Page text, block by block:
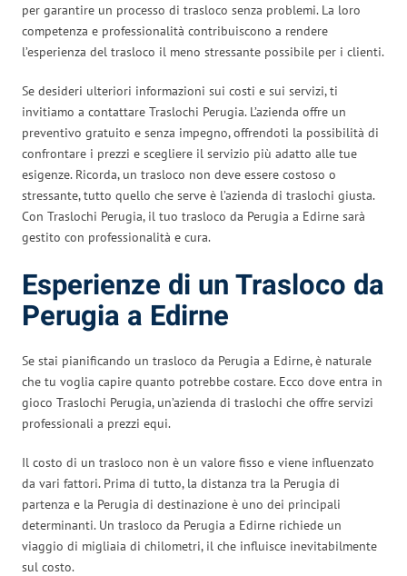
per garantire un processo di trasloco senza problemi. La loro
competenza e professionalità contribuiscono a rendere
l’esperienza del trasloco il meno stressante possibile per i clienti.
Se desideri ulteriori informazioni sui costi e sui servizi, ti
invitiamo a contattare Traslochi Perugia. L’azienda offre un
preventivo gratuito e senza impegno, offrendoti la possibilità di
confrontare i prezzi e scegliere il servizio più adatto alle tue
esigenze. Ricorda, un trasloco non deve essere costoso o
stressante, tutto quello che serve è l’azienda di traslochi giusta.
Con Traslochi Perugia, il tuo trasloco da Perugia a Edirne sarà
gestito con professionalità e cura.
Esperienze di un Trasloco da
Perugia a Edirne
Se stai pianificando un trasloco da Perugia a Edirne, è naturale
che tu voglia capire quanto potrebbe costare. Ecco dove entra in
gioco Traslochi Perugia, un’azienda di traslochi che offre servizi
professionali a prezzi equi.
Il costo di un trasloco non è un valore fisso e viene influenzato
da vari fattori. Prima di tutto, la distanza tra la Perugia di
partenza e la Perugia di destinazione è uno dei principali
determinanti. Un trasloco da Perugia a Edirne richiede un
viaggio di migliaia di chilometri, il che influisce inevitabilmente
sul costo.